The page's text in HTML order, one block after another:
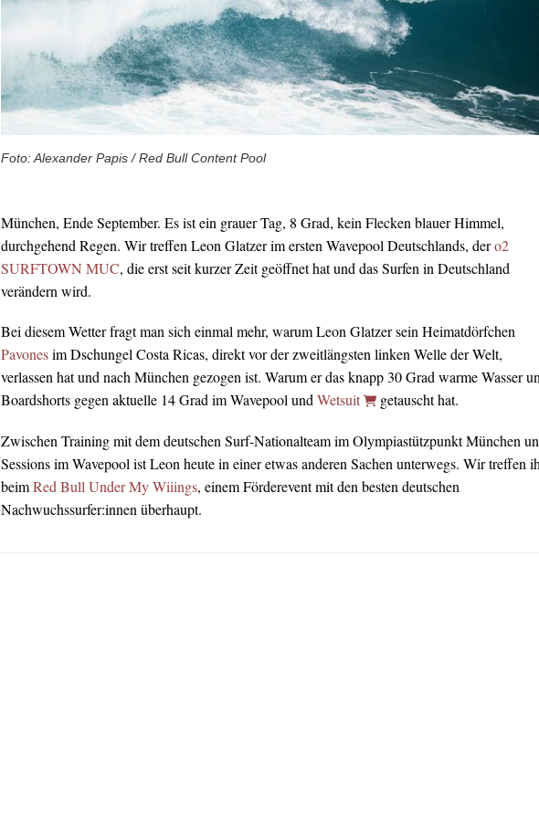
Foto: Alexander Papis / Red Bull Content Pool
München, Ende September. Es ist ein grauer Tag, 8 Grad, kein Flecken blauer Himmel,
durchgehend Regen. Wir treffen Leon Glatzer im ersten Wavepool Deutschlands, dero2
SURFTOWN MUC, die erst seit kurzer Zeit geöffnet hat und das Surfen in Deutschland
verändern wird.
Bei diesem Wetter fragt man sich einmal mehr, warum Leon Glatzer sein Heimatdörfchen
Pavonesim Dschungel Costa Ricas, direkt vor der zweitlängsten linken Welle der Welt,
verlassen hat und nach München gezogen ist. Warum er das knapp 30 Grad warme Wasser
Boardshorts gegen aktuelle 14 Grad im Wavepool undWetsuit getauscht hat.
Zwischen Training mit dem deutschen Surf-Nationalteam im Olympiastützpunkt München
Sessions im Wavepool ist Leon heute in einer etwas anderen Sachen unterwegs. Wir treffen
beimRed Bull Under My Wiiings, einem Förderevent mit den besten deutschen
Nachwuchssurfer:innen überhaupt.